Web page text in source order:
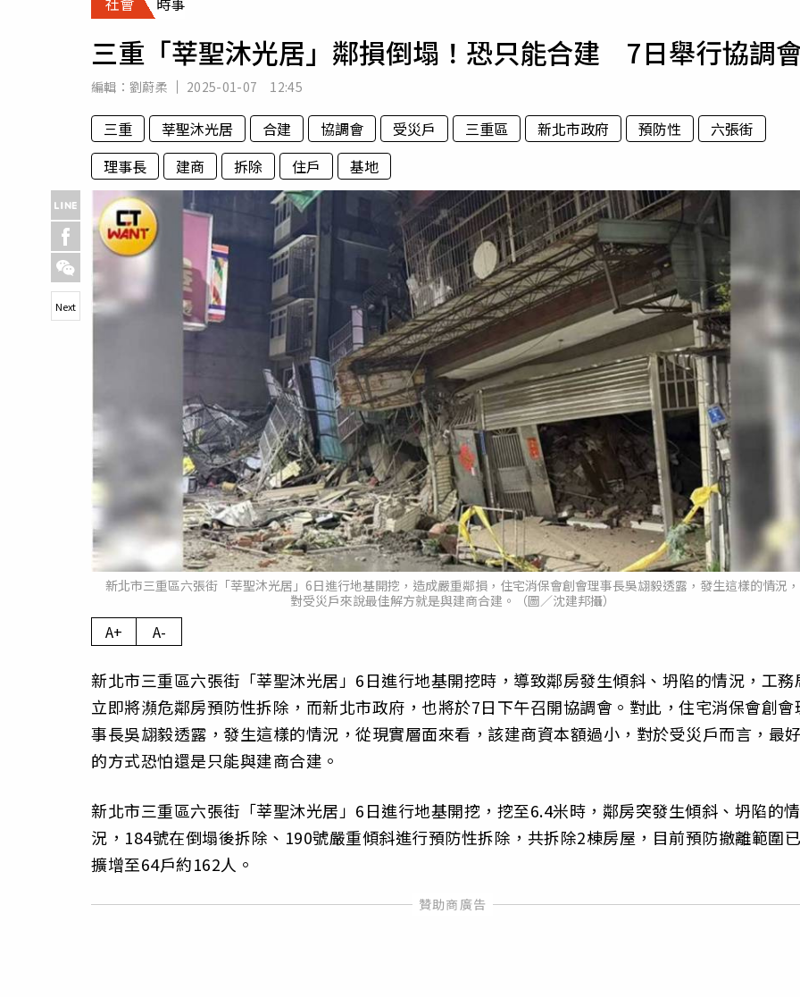
專欄
房產新勢力
運勢
梅酒
三重「莘聖沐光居」鄰損倒塌！恐只能合建 7日舉行協調
編輯： 劉蔚柔 2025-01-07 12:45
三重 莘聖沐光居 合建 協調會 受災戶 三重區 新北市政府 預防性
六張街
理事長
建商 拆除 住戶 基地
新北市三重區六張街「莘聖沐光居」6日進行地基開挖，造成嚴重鄰損，住宅消保會創會理事長吳翃毅透露，發生這樣的情況，
對受災戶來說最佳解方就是與建商合建。（圖／沈建邦攝）
Next
A+ A-
新北市三重區六張街「莘聖沐光居」6日進行地基開挖時，導致鄰房發生傾斜、坍陷的情況，工務
立即將瀕危鄰房預防性拆除，而新北市政府，也將於7日下午召開協調會。對此，住宅消保會創會
事長吳翃毅透露，發生這樣的情況，從現實層面來看，該建商資本額過小，對於受災戶而言，最
的方式恐怕還是只能與建商合建。
新北市三重區六張街「莘聖沐光居」6日進行地基開挖，挖至6.4米時，鄰房突發生傾斜、坍陷的情
況，184號在倒塌後拆除、190號嚴重傾斜進行預防性拆除，共拆除2棟房屋，目前預防撤離範圍已
擴增至64戶約162人。